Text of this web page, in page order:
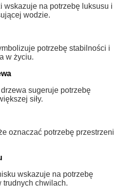
wskazuje na potrzebę luksusu i
wodzie.
potrzebę stabilności i
w życiu.
sugeruje potrzebę
siły.
oznaczać potrzebę przestrzeni
wskazuje na potrzebę
trudnych chwilach.